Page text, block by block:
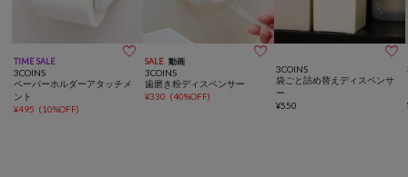
TIME SALE 
3COINS
ペーパーホルダーアタッチメ
ント
¥495 (10%OFF)
SALE 動画 
3COINS
歯磨き粉ディスペンサー
¥330 (40%OFF)

3COINS
袋ごと詰め替えディスペンサ
ー
¥550